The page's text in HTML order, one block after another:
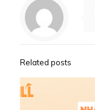
Related posts